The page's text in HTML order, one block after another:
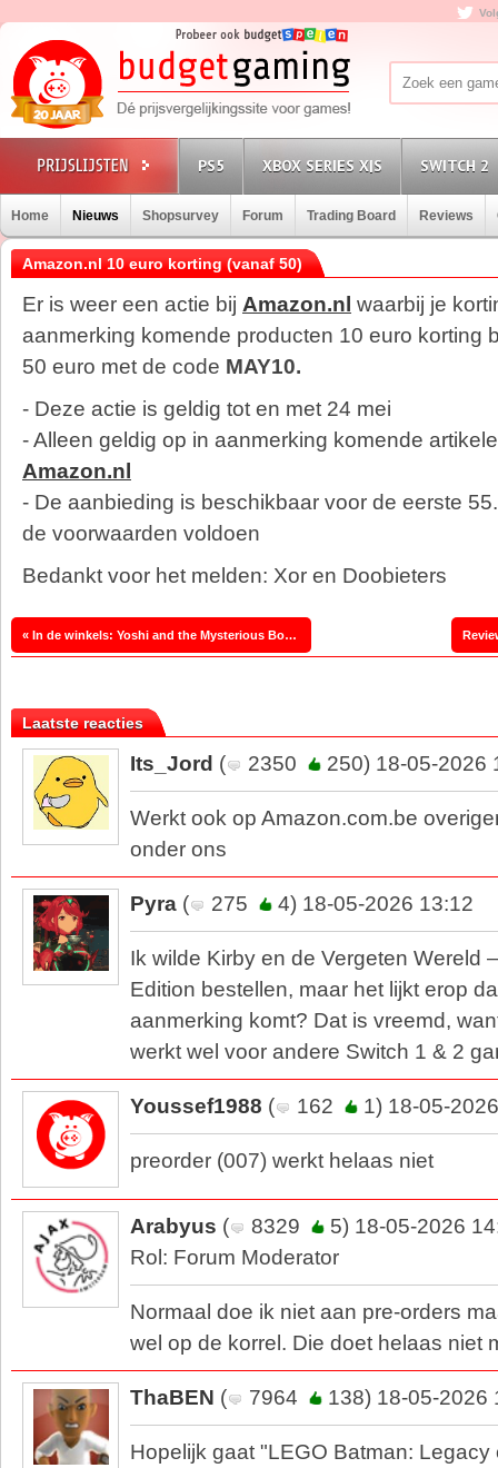
PS5 XBOX SERIES X|S SWITCH 2
Home Nieuws Shopsurvey Forum Trading Board Reviews
Amazon.nl 10 euro korting (vanaf 50)
Er is weer een actie bij Amazon.nl waarbij je
aanmerking komende producten 10 euro korting
50 euro met de code MAY10.
- Deze actie is geldig tot en met 24 mei
- Alleen geldig op in aanmerking komende
Amazon.nl
- De aanbieding is beschikbaar voor de eerste
de voorwaarden voldoen
Bedankt voor het melden: Xor en Doobieters
« In de winkels: Yoshi and the Mysterious Book & LEGO Batman
Laatste reacties
Its_Jord ( 2350 250) 18-05-2026
Werkt ook op Amazon.com.be
onder ons
Pyra ( 275 4) 18-05-2026 13:12
Ik wilde Kirby en de Vergeten Wereld
Edition bestellen, maar het lijkt erop
aanmerking komt? Dat is vreemd,
werkt wel voor andere Switch 1 & 2
Youssef1988 ( 162 1) 18-05-
preorder (007) werkt helaas niet
Arabyus ( 8329
5) 18-05-2026
Rol: Forum Moderator
Normaal doe ik niet aan pre-orders
wel op de korrel. Die doet helaas niet
ThaBEN ( 7964 138) 18-05-2026
Hopelijk gaat "LEGO Batman: Legacy